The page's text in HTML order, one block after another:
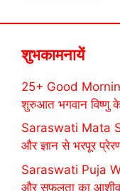
शुभकामनायें
25+ Good
शुरुआत भगवान विष्णु
Saraswati Mata
और ज्ञान से भरपूर
Saraswati Puja
और सफलता का